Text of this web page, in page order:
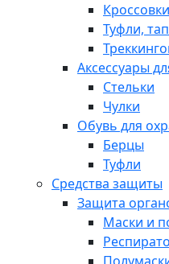
Кроссовки
Туфли,
Аксессуары
Стельки
Чулки
Обувь для
Берцы
Туфли
Средства защиты
Защита
Маски и